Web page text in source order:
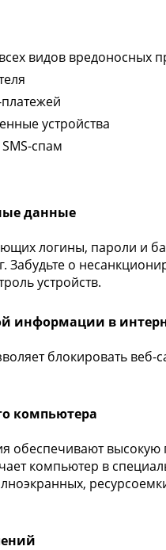
видов вредоносных
устройства
спам
данные
логины, пароли и
Забудьте о
устройств.
информации в
блокировать
компьютера
высокую
компьютер в